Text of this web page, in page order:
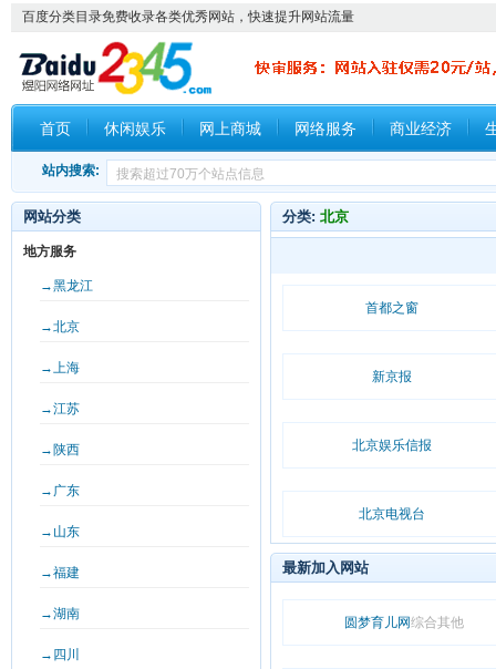
百度分类目录免费收录各类优秀网站，快速提升网站流量
首页 休闲娱乐 网上商城 网络服务 商业经济
站内搜索:
分类: 北京
首都之窗
新京报
北京娱乐信报
北京电视台
最新加入网站
圆梦育儿网综合其他
网站分类
地方服务
→黑龙江
→北京
→上海
→江苏
→陕西
→广东
→山东
→福建
→湖南
→四川